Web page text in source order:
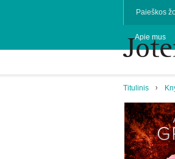
Apie mus
Titulinis